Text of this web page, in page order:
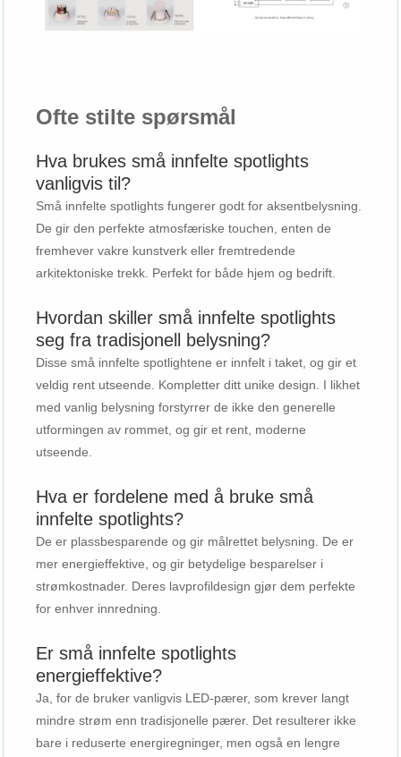
Ofte stilte spørsmål
Hva brukes små innfelte spotlights
vanligvis til?
Små innfelte spotlights fungerer godt for aksentbelysning.
De gir den perfekte atmosfæriske touchen, enten de
fremhever vakre kunstverk eller fremtredende
arkitektoniske trekk. Perfekt for både hjem og bedrift.
Hvordan skiller små innfelte spotlights
seg fra tradisjonell belysning?
Disse små innfelte spotlightene er innfelt i taket, og gir et
veldig rent utseende. Kompletter ditt unike design. I likhet
med vanlig belysning forstyrrer de ikke den generelle
utformingen av rommet, og gir et rent, moderne
utseende.
Hva er fordelene med å bruke små
innfelte spotlights?
De er plassbesparende og gir målrettet belysning. De er
mer energieffektive, og gir betydelige besparelser i
strømkostnader. Deres lavprofildesign gjør dem perfekte
for enhver innredning.
Er små innfelte spotlights
energieffektive?
Ja, for de bruker vanligvis LED-pærer, som krever langt
mindre strøm enn tradisjonelle pærer. Det resulterer ikke
bare i reduserte energiregninger, men også en lengre